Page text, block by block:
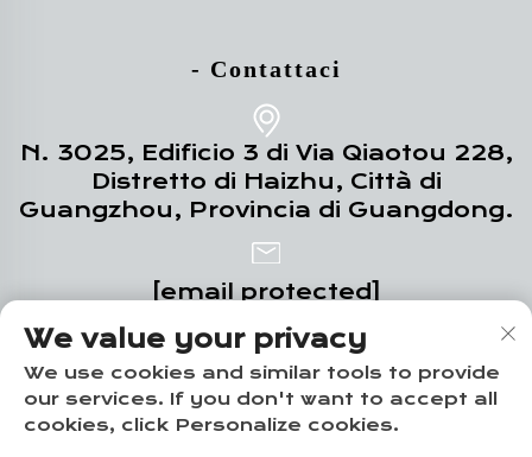
- Contattaci
N. 3025, Edificio 3 di Via Qiaotou 228,
Distretto di Haizhu, Città di
Guangzhou, Provincia di Guangdong.
[email protected]
+86-18102719517
We value your privacy
We use cookies and similar tools to provide
our services. If you don't want to accept all
cookies, click Personalize cookies.